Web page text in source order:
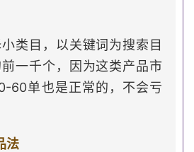
类目，以关键词为搜索目
一千个，因为这类产品市
60单也是正常的，不会亏
法